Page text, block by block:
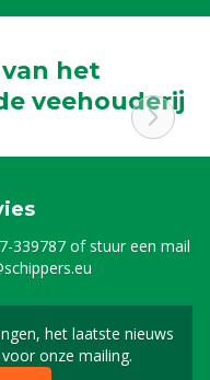
het
veehouderij
339787of stuur een mail
het laatste nieuws
onze mailing.
je in voor onze